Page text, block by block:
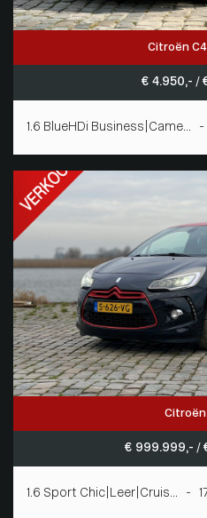
Citroën
€ 4.950,- /
1.6 BlueHDi Business|Came...
Citroën
€ 999.999,- /
1.6 Sport Chic|Leer|Cruis... -